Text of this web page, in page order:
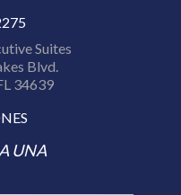
Suites
Blvd.
34639
UNA